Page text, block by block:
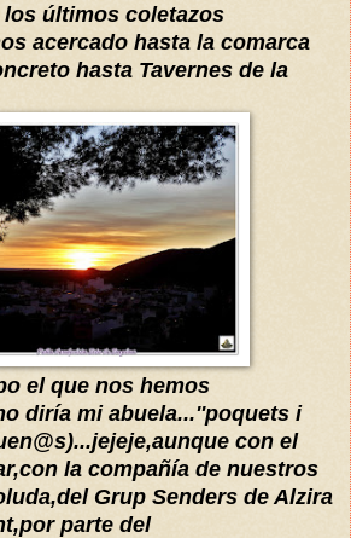
los últimos coletazos
acercado hasta la comarca
hasta Tavernes de la
el que nos hemos
diría mi abuela...''poquets i
con el
con la compañía de nuestros
Grup Senders de Alzira
parte del